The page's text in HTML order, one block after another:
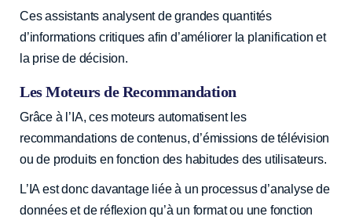
Ces assistants analysent de grandes quantités
d’informations critiques afin d’améliorer la planification et
la prise de décision.
Les Moteurs de Recommandation
Grâce à l’IA, ces moteurs automatisent les
recommandations de contenus, d’émissions de télévision
ou de produits en fonction des habitudes des utilisateurs.
L’IA est donc davantage liée à un processus d’analyse de
données et de réflexion qu’à un format ou une fonction